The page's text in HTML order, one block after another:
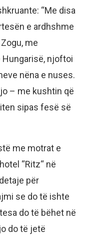
“Me disa
e ardhshme
me
Hungarisë, njoftoi
nëna e nuses.
– me kushtin që
sipas fesë së
me motrat e
“Ritz“ në
për
se do të ishte
do të bëhet në
do të jetë